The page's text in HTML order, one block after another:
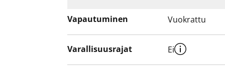
Vapautuminen Vuokrattu
Varallisuusrajat Ei